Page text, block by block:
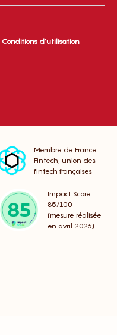
Conditions d’utilisation
Membre de France
Fintech, union des
fintech françaises
Impact Score
85/100
(mesure réalisée
en avril 2026)